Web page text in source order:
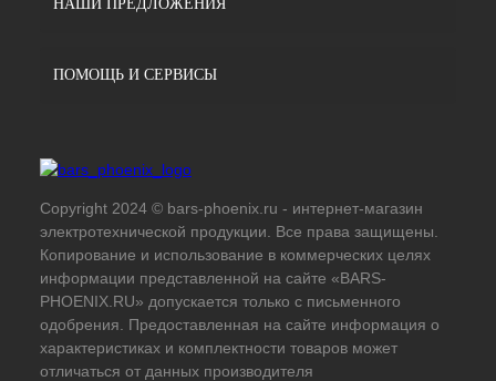
НАШИ ПРЕДЛОЖЕНИЯ
ПОМОЩЬ И СЕРВИСЫ
Copyright 2024 © bars-phoenix.ru - интернет-магазин
электротехнической продукции. Все права защищены.
Копирование и использование в коммерческих целях
информации представленной на сайте «BARS-
PHOENIX.RU» допускается только с письменного
одобрения. Предоставленная на сайте информация о
характеристиках и комплектности товаров может
отличаться от данных производителя